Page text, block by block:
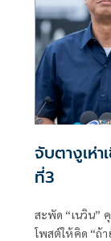
จับตางูเห่าเขียวซุก
ที่3
สะพัด “เนวิน”
โพสต์ให้คิด “ถ้